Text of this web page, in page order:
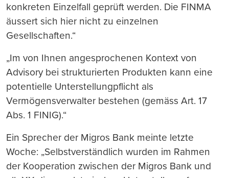
konkreten Einzelfall geprüft werden. Die FINMA
äussert sich hier nicht zu einzelnen
Gesellschaften.“
„Im von Ihnen angesprochenen Kontext von
Advisory bei strukturierten Produkten kann eine
potentielle Unterstellungpflicht als
Vermögensverwalter bestehen (gemäss Art. 17
Abs. 1 FINIG).“
Ein Sprecher der Migros Bank meinte letzte
Woche: „Selbstverständlich wurden im Rahmen
der Kooperation zwischen der Migros Bank und